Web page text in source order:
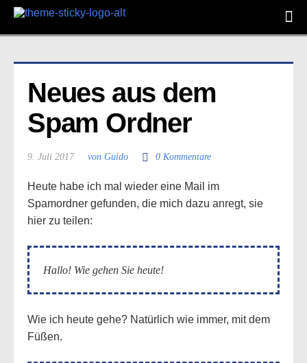
Neues aus dem
Spam Ordner
9. Juli 2017 von Guido 0 Kommentare
Heute habe ich mal wieder eine Mail im
Spamordner gefunden, die mich dazu anregt, sie
hier zu teilen:
Hallo! Wie gehen Sie heute!
Wie ich heute gehe? Natürlich wie immer, mit dem
Füßen.